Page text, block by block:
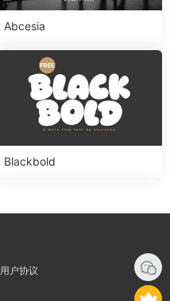
Abcesia
Blackbold
用户协议